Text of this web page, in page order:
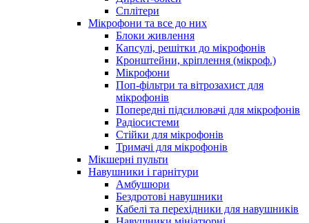
Сплітери
Мікрофони та все до них
Блоки живлення
Капсулі, решітки до мікрофонів
Кронштейни, кріплення (мікроф.)
Мікрофони
Поп-фільтри та вітрозахист для
мікрофонів
Попередні підсилювачі для мікрофонів
Радіосистеми
Стійки для мікрофонів
Тримачі для мікрофонів
Мікшерні пульти
Навушники і гарнітури
Амбушюри
Бездротові навушники
Кабелі та перехідники для навушників